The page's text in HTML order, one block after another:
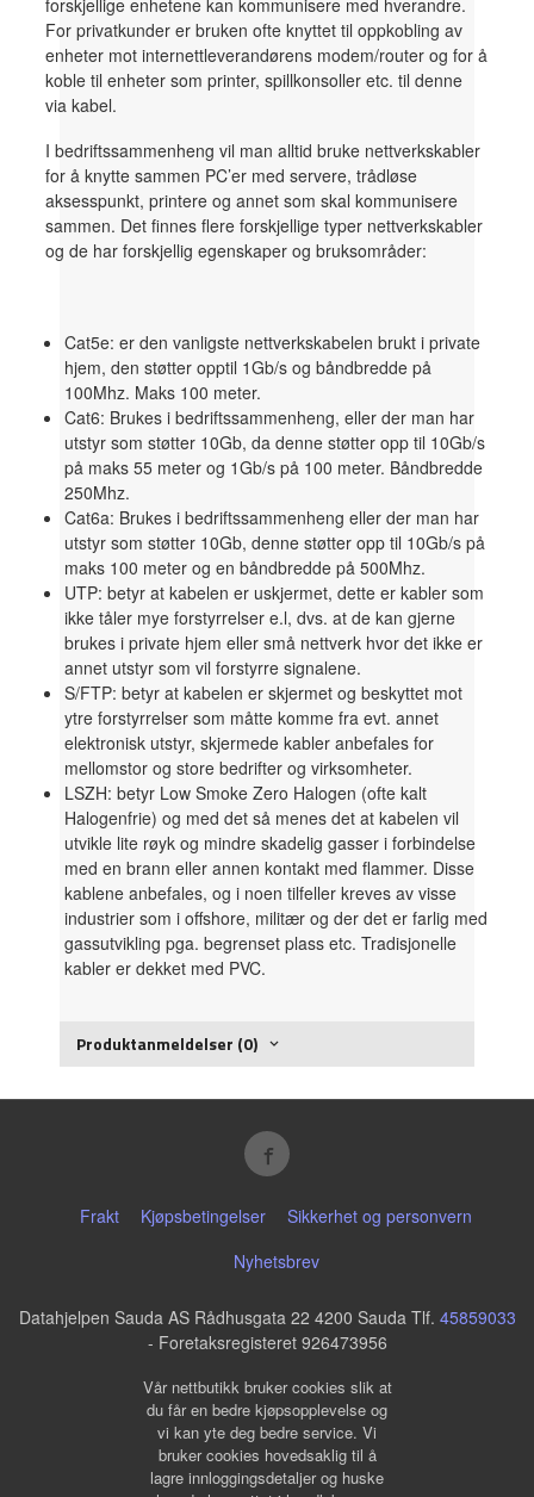
For privatkunder er bruken ofte knyttet til oppkobling av
enheter mot internettleverandørens modem/router og for å
koble til enheter som printer, spillkonsoller etc. til denne
via kabel.
I bedriftssammenheng vil man alltid bruke nettverkskabler
for å knytte sammen PC’er med servere, trådløse
aksesspunkt, printere og annet som skal kommunisere
sammen. Det finnes flere forskjellige typer nettverkskabler
og de har forskjellig egenskaper og bruksområder:
Cat5e: er den vanligste nettverkskabelen brukt i private
hjem, den støtter opptil 1Gb/s og båndbredde på
100Mhz. Maks 100 meter.
Cat6: Brukes i bedriftssammenheng, eller der man har
utstyr som støtter 10Gb, da denne støtter opp til 10Gb/s
på maks 55 meter og 1Gb/s på 100 meter. Båndbredde
250Mhz.
Cat6a: Brukes i bedriftssammenheng eller der man har
utstyr som støtter 10Gb, denne støtter opp til 10Gb/s på
maks 100 meter og en båndbredde på 500Mhz.
UTP: betyr at kabelen er uskjermet, dette er kabler som
ikke tåler mye forstyrrelser e.l, dvs. at de kan gjerne
brukes i private hjem eller små nettverk hvor det ikke er
annet utstyr som vil forstyrre signalene.
S/FTP: betyr at kabelen er skjermet og beskyttet mot
ytre forstyrrelser som måtte komme fra evt. annet
elektronisk utstyr, skjermede kabler anbefales for
mellomstor og store bedrifter og virksomheter.
LSZH: betyr Low Smoke Zero Halogen (ofte kalt
Halogenfrie) og med det så menes det at kabelen vil
utvikle lite røyk og mindre skadelig gasser i forbindelse
med en brann eller annen kontakt med flammer. Disse
kablene anbefales, og i noen tilfeller kreves av visse
industrier som i offshore, militær og der det er farlig med
gassutvikling pga. begrenset plass etc. Tradisjonelle
kabler er dekket med PVC.
Produktanmeldelser (0)
Frakt Kjøpsbetingelser
Sikkerhet og personvern
Nyhetsbrev
Datahjelpen Sauda AS Rådhusgata 22 4200 Sauda Tlf. 45859033
- Foretaksregisteret 926473956
Vår nettbutikk bruker cookies slik at
du får en bedre kjøpsopplevelse og
vi kan yte deg bedre service. Vi
bruker cookies hovedsaklig til å
lagre innloggingsdetaljer og huske